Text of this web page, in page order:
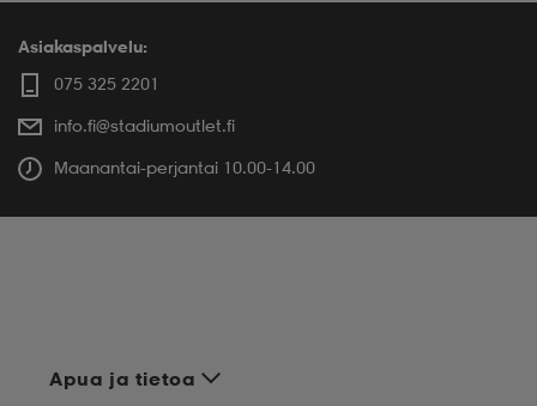
Asiakaspalvelu:
075 325 2201
info.fi@stadiumoutlet.fi
Maanantai-perjantai 10.00-14.00
Apua ja tietoa